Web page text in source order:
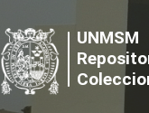
UNMSM
Filtrar por: